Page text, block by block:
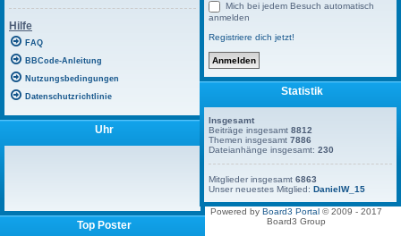
Hilfe
FAQ
BBCode-Anleitung
Nutzungsbedingungen
Datenschutzrichtlinie
Uhr
Top Poster
Mich bei jedem Besuch automatisch
anmelden
Registriere dich jetzt!
Statistik
Insgesamt
Beiträge insgesamt8812
Themen insgesamt7886
Dateianhänge insgesamt:230
Mitglieder insgesamt6863
Unser neuestes Mitglied:DanielW_15
Powered by Board3 Portal © 2009 - 2017
Board3 Group